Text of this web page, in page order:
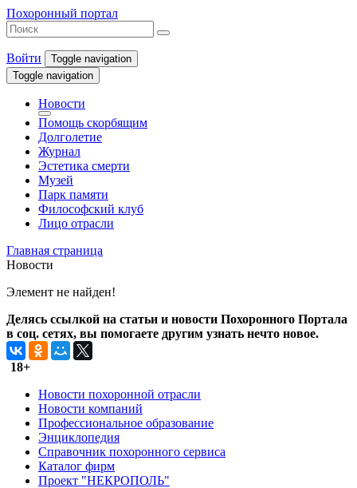
Похоронный портал
Войти
Toggle navigation
Toggle navigation
Новости
Помощь скорбящим
Долголетие
Журнал
Эстетика смерти
Музей
Парк памяти
Философский клуб
Лицо отрасли
Главная страница
Новости
Элемент не найден!
Делясь ссылкой на статьи и новости Похоронного Портала
в соц. сетях, вы помогаете другим узнать нечто новое.
18+
Новости похоронной отрасли
Новости компаний
Профессиональное образование
Энциклопедия
Справочник похоронного сервиса
Каталог фирм
Проект "НЕКРОПОЛЬ"